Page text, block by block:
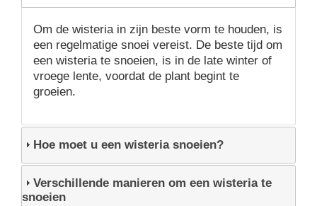
Om de wisteria in zijn beste vorm te houden, is
een regelmatige snoei vereist. De beste tijd om
een wisteria te snoeien, is in de late winter of
vroege lente, voordat de plant begint te
groeien.
Hoe moet u een wisteria snoeien?
Verschillende manieren om een wisteria te
snoeien